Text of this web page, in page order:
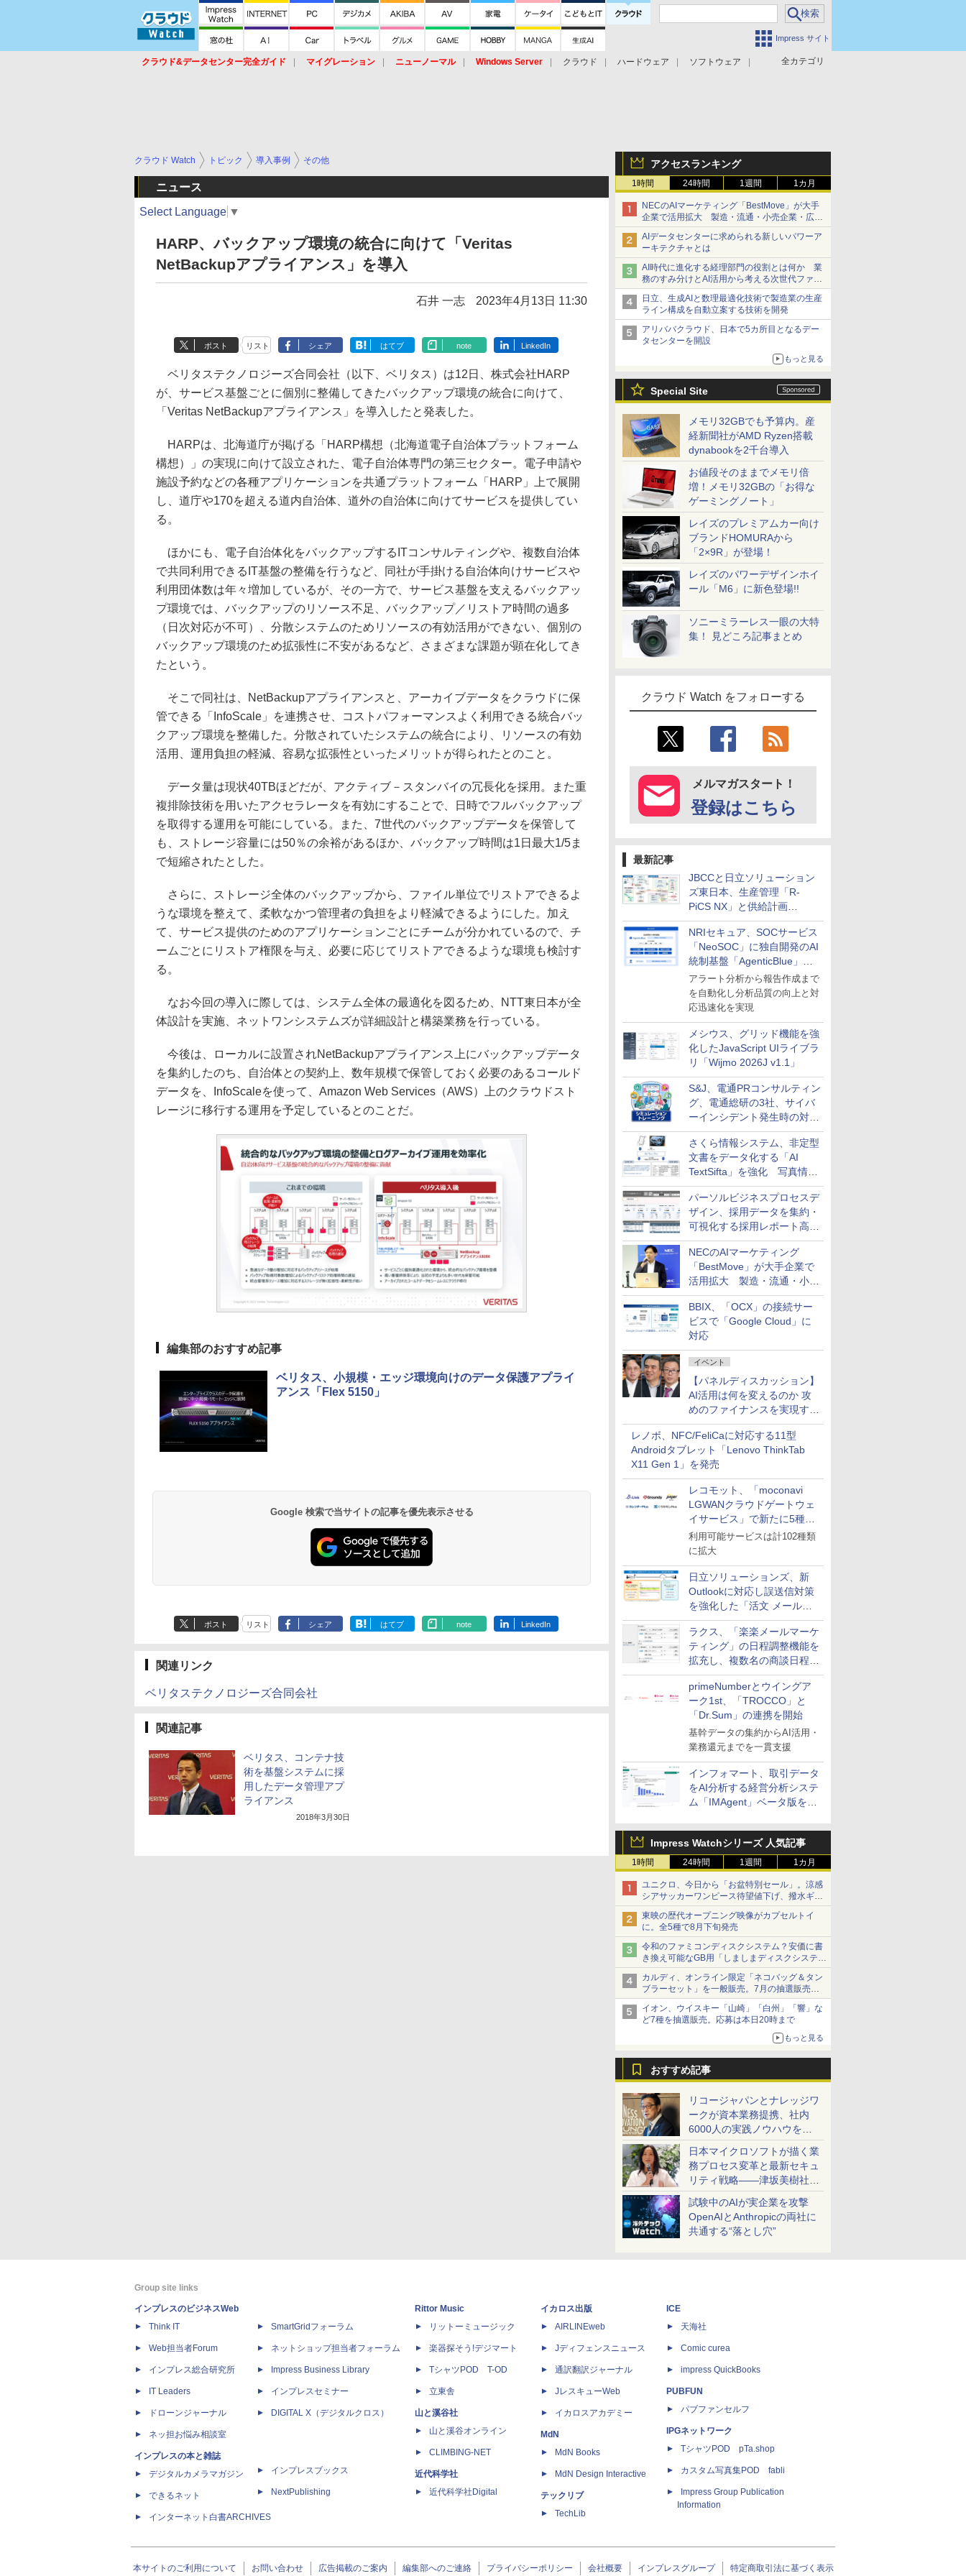
Impress サイト
全カテゴリ
クラウド&データセンター完全ガイド マイグレーション ニューノーマル Windows Server クラウド ハードウェア
ソフトウェア
アクセスランキング
1時間 24時間 1週間 1カ月
NECのAIマーケティング「BestMove」が大手
企業で活用拡大 製造・流通・小売企業・広告
代理店などが実装フェーズへ
AIデータセンターに求められる新しいパワーア
ーキテクチャとは
AI時代に進化する経理部門の役割とは何か 業
務のすみ分けとAI活用から考える次世代ファイ
ナンス戦略
日立、生成AIと数理最適化技術で製造業の生産
ライン構成を自動立案する技術を開発
アリババクラウド、日本で5カ所目となるデー
タセンターを開設
もっと見る
Special Site
メモリ32GBでも予算内。産
経新聞社がAMD Ryzen搭載
dynabookを2千台導入
お値段そのままでメモリ倍
増！メモリ32GBの「お得な
ゲーミングノート」
レイズのプレミアムカー向け
ブランドHOMURAから
「2×9R」が登場！
レイズのパワーデザインホイ
ール「M6」に新色登場!!
ソニーミラーレス一眼の大特
集！ 見どころ記事まとめ
クラウド Watch をフォローする
メルマガスタート！
登録はこちら
最新記事
JBCCと日立ソリューション
ズ東日本、生産管理「R-
PiCS NX」と供給計画
「scSQUARE ISP」の連携サ
ービスを提供開始
NRIセキュア、SOCサービス
「NeoSOC」に独自開発のAI
統制基盤「AgenticBlue」を
導入
アラート分析から報告作成まで
を自動化し分析品質の向上と対
応迅速化を実現
メシウス、グリッド機能を強
化したJavaScript UIライブラ
リ「Wijmo 2026J v1.1」
S&J、電通PRコンサルティン
グ、電通総研の3社、サイバ
ーインシデント発生時の対応
と危機管理広報を一体的に訓
練するプログラムを提供
さくら情報システム、非定型
文書をデータ化する「AI
TextSifta」を強化 写真情報
のデータ化などに対応
パーソルビジネスプロセスデ
ザイン、採用データを集約・
可視化する採用レポート高速
化サービスを提供
NECのAIマーケティング
「BestMove」が大手企業で
活用拡大 製造・流通・小売
企業・広告代理店などが実装
フェーズへ
BBIX、「OCX」の接続サー
ビスで「Google Cloud」に
対応
イベント
【パネルディスカッション】
AI活用は何を変えるのか 攻
めのファイナンスを実現する
業務設計とマインドセット変
革
レノボ、NFC/FeliCaに対応する11型
Androidタブレット「Lenovo ThinkTab
X11 Gen 1」を発売
レコモット、「moconavi
LGWANクラウドゲートウェ
イサービス」で新たに5種類
のサービスと連携開始
利用可能サービスは計102種類
に拡大
日立ソリューションズ、新
Outlookに対応し誤送信対策
を強化した「活文 メール誤
送信防止アドインサービス」
を提供
ラクス、「楽楽メールマーケ
ティング」の日程調整機能を
拡充し、複数名の商談日程調
整を効率化
primeNumberとウイングア
ーク1st、「TROCCO」と
「Dr.Sum」の連携を開始
基幹データの集約からAI活用・
業務還元までを一貫支援
インフォマート、取引データ
をAI分析する経営分析システ
ム「IMAgent」ベータ版を提
Impress Watchシリーズ 人気記事
1時間 24時間 1週間 1カ月
ユニクロ、今日から「お盆特別セール」。涼感
シアサッカーワンピース待望値下げ、撥水ギア
ショーツは1990円に
東映の歴代オープニング映像がカプセルトイ
に。全5種で8月下旬発売
令和のファミコンディスクシステム？安価に書
き換え可能なGB用「しましまディスクシステ
ム」
カルディ、オンライン限定「ネコバッグ＆タン
ブラーセット」を一般販売。7月の抽選販売の
当選無効分
イオン、ウイスキー「山崎」「白州」「響」な
ど7種を抽選販売。応募は本日20時まで
もっと見る
おすすめ記事
リコージャパンとナレッジワ
ークが資本業務提携、社内
6000人の実践ノウハウを生
かした「AI商談記録 for
RICOH」を展開へ
日本マイクロソフトが描く業
務プロセス変革と最新セキュ
リティ戦略――津坂美樹社長
が2027年度戦略を説明
試験中のAIが実企業を攻撃
OpenAIとAnthropicの両社に
共通する“落とし穴”
クラウド Watch トピック 導入事例 その他
ニュース
Select Language ▼
HARP、バックアップ環境の統合に向けて「Veritas
NetBackupアプライアンス」を導入
石井 一志 2023年4月13日 11:30
ポスト リスト シェア はてブ note LinkedIn
ベリタステクノロジーズ合同会社（以下、ベリタス）は12日、株式会社HARP
が、サービス基盤ごとに個別に整備してきたバックアップ環境の統合に向けて、
「Veritas NetBackupアプライアンス」を導入したと発表した。
HARPは、北海道庁が掲げる「HARP構想（北海道電子自治体プラットフォーム
構想）」の実現に向けて設立された、電子自治体専門の第三セクター。電子申請や
施設予約などの各種アプリケーションを共通プラットフォーム「HARP」上で展開
し、道庁や170を超える道内自治体、道外の自治体に向けてサービスを提供してい
る。
ほかにも、電子自治体化をバックアップするITコンサルティングや、複数自治体
で共同利用できるIT基盤の整備を行うなど、同社が手掛ける自治体向けサービスや
利用団体数は年々増加しているが、その一方で、サービス基盤を支えるバックアッ
プ環境では、バックアップのリソース不足、バックアップ／リストア時間の過多
（日次対応が不可）、分散システムのためリソースの有効活用ができない、個別の
バックアップ環境のため拡張性に不安があるなど、さまざまな課題が顕在化してき
たという。
そこで同社は、NetBackupアプライアンスと、アーカイブデータをクラウドに保
管できる「InfoScale」を連携させ、コストパフォーマンスよく利用できる統合バッ
クアップ環境を整備した。分散されていたシステムの統合により、リソースの有効
活用、運用負担の軽減、容易な拡張性といったメリットが得られたとのこと。
データ量は現状40TBほどだが、アクティブ－スタンバイの冗長化を採用。また重
複排除技術を用いたアクセラレータを有効にすることで、日時でフルバックアップ
を取得する運用を可能にしている。また、7世代のバックアップデータを保管して
も、ストレージ容量には50％の余裕があるほか、バックアップ時間は1日最大1/5ま
で短縮されたとした。
さらに、ストレージ全体のバックアップから、ファイル単位でリストアできるよ
うな環境を整えて、柔軟なかつ管理者の負担をより軽減できるようにした。加え
て、サービス提供のためのアプリケーションごとにチームが分かれているので、チ
ームごとにリストア権限を与え、必要に応じてリストアできるような環境も検討す
る。
なお今回の導入に際しては、システム全体の最適化を図るため、NTT東日本が全
体設計を実施、ネットワンシステムズが詳細設計と構築業務を行っている。
今後は、ローカルに設置されNetBackupアプライアンス上にバックアップデータ
を集約したのち、自治体との契約上、数年規模で保管しておく必要のあるコールド
データを、InfoScaleを使って、Amazon Web Services（AWS）上のクラウドスト
レージに移行する運用を予定しているとのことだ。
編集部のおすすめ記事
ベリタス、小規模・エッジ環境向けのデータ保護アプライ
アンス「Flex 5150」
Google 検索で当サイトの記事を優先表示させる
ポスト リスト シェア はてブ note LinkedIn
関連リンク
ベリタステクノロジーズ合同会社
関連記事
ベリタス、コンテナ技
術を基盤システムに採
用したデータ管理アプ
ライアンス
2018年3月30日
Group site links
インプレスのビジネスWeb
Think IT
Web担当者Forum
インプレス総合研究所
IT Leaders
ドローンジャーナル
ネッ担お悩み相談室
インプレスの本と雑誌
デジタルカメラマガジン
できるネット
インターネット白書ARCHIVES
SmartGridフォーラム
ネットショップ担当者フォーラム
Impress Business Library
インプレスセミナー
DIGITAL X（デジタルクロス）
インプレスブックス
NextPublishing
Rittor Music
リットーミュージック
楽器探そう!デジマート
TシャツPOD T-OD
立東舎
山と溪谷社
山と溪谷オンライン
CLIMBING-NET
近代科学社
近代科学社Digital
イカロス出版
AIRLINEweb
Jディフェンスニュース
通訳翻訳ジャーナル
JレスキューWeb
イカロスアカデミー
MdN
MdN Books
MdN Design Interactive
テックリブ
TechLib
ICE
天海社
Comic curea
impress QuickBooks
PUBFUN
パブファンセルフ
IPGネットワーク
TシャツPOD pTa.shop
カスタム写真集POD fabli
Impress Group Publication
Information
本サイトのご利用について お問い合わせ 広告掲載のご案内 編集部へのご連絡 プライバシーポリシー 会社概要 インプレスグループ 特定商取引法に基づく表示